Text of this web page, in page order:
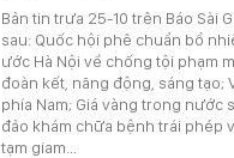
Bản tin trưa 25-10 trên Báo Sài
sau: Quốc hội phê chuẩn bổ
ước Hà Nội về chống tội phạm
đoàn kết, năng động, sáng
phía Nam; Giá vàng trong
đảo khám chữa bệnh trái phép
tạm giam...